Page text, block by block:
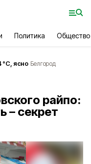
Политика Общество
°С, ясно Белгород
райпо:
– секрет